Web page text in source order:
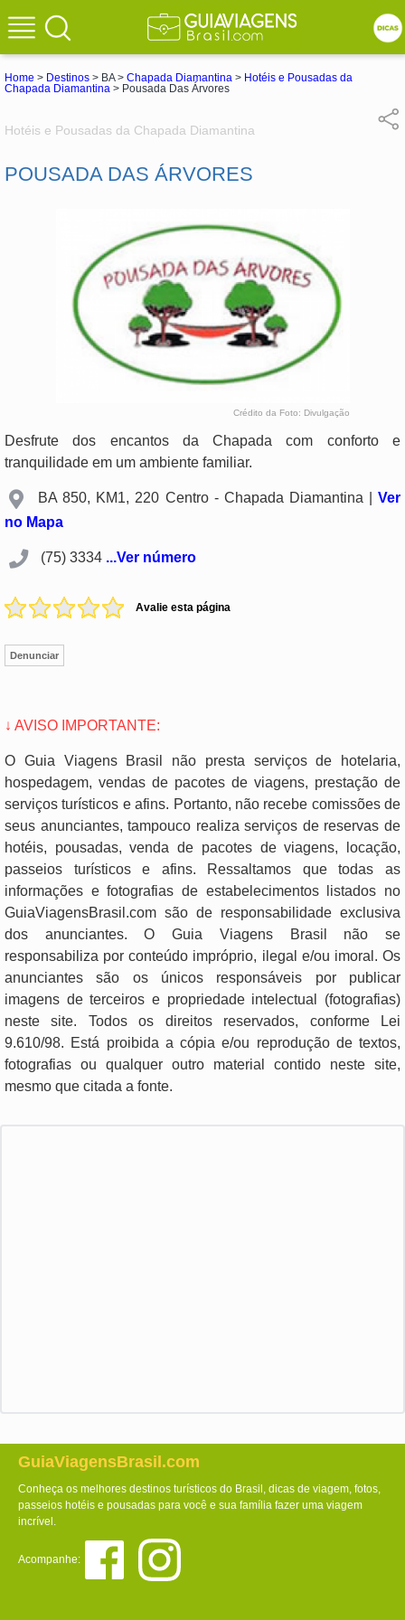
Home > Destinos > BA > Chapada Diamantina > Hotéis e Pousadas da
Chapada Diamantina > Pousada Das Árvores
Hotéis e Pousadas da Chapada Diamantina
POUSADA DAS ÁRVORES
Crédito da Foto: Divulgação
Desfrute dos encantos da Chapada com conforto e
tranquilidade em um ambiente familiar.
BA 850, KM1, 220 Centro - Chapada Diamantina | Ver
no Mapa
(75) 3334 ...Ver número
Avalie esta página
Denunciar
↓ AVISO IMPORTANTE:
O Guia Viagens Brasil não presta serviços de hotelaria,
hospedagem, vendas de pacotes de viagens, prestação de
serviços turísticos e afins. Portanto, não recebe comissões de
seus anunciantes, tampouco realiza serviços de reservas de
hotéis, pousadas, venda de pacotes de viagens, locação,
passeios turísticos e afins. Ressaltamos que todas as
informações e fotografias de estabelecimentos listados no
GuiaViagensBrasil.com são de responsabilidade exclusiva
dos anunciantes. O Guia Viagens Brasil não se
responsabiliza por conteúdo impróprio, ilegal e/ou imoral. Os
anunciantes são os únicos responsáveis por publicar
imagens de terceiros e propriedade intelectual (fotografias)
neste site. Todos os direitos reservados, conforme Lei
9.610/98. Está proibida a cópia e/ou reprodução de textos,
fotografias ou qualquer outro material contido neste site,
mesmo que citada a fonte.
GuiaViagensBrasil.com
Conheça os melhores destinos turísticos do Brasil, dicas de viagem, fotos,
passeios hotéis e pousadas para você e sua família fazer uma viagem
incrível.
Acompanhe: